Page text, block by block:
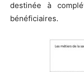
destinée à
bénéficiaires.